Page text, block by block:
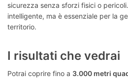
sicurezza senza sforzi fisici o
intelligente, ma è essenziale per la
territorio.
I risultati che vedrai
Potrai coprire fino a 3.000 metri